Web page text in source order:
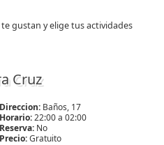
gustan y elige tus actividades
Cruz
Direccion:Baños, 17
Horario:22:00 a 02:00
Reserva:No
Precio:Gratuito